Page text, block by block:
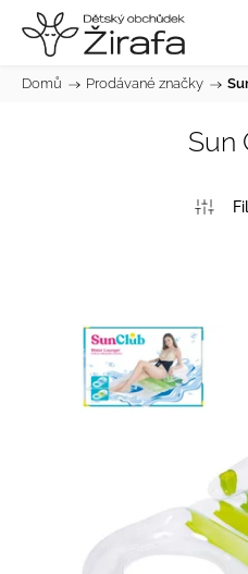
Domů / Prodávané značky /
Sun